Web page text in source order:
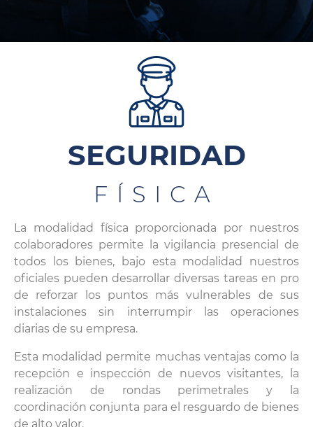
SEGURIDAD
FÍSICA
La modalidad física proporcionada por nuestros
colaboradores permite la vigilancia presencial de
todos los bienes, bajo esta modalidad nuestros
oficiales pueden desarrollar diversas tareas en pro
de reforzar los puntos más vulnerables de sus
instalaciones sin interrumpir las operaciones
diarias de su empresa.
Esta modalidad permite muchas ventajas como la
recepción e inspección de nuevos visitantes, la
realización de rondas perimetrales y la
coordinación conjunta para el resguardo de bienes
de alto valor.